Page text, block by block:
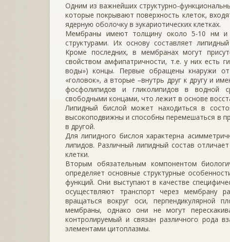
Одним из важнейших структурно-
которые покрывают поверхность клеток,
ядерную оболочку в эукариотических клетках.
Мембраны имеют толщину около 5-10 нм и
структурами. Их основу составляет
Кроме последних, в мембранах могут
свойством амфипатричности, т.е. у них есть
воды») концы. Первые обращены кнаружи
«головок», а вторые –внутрь друг к другу и
фосфолипидов и гликолипидов в водной
свободными концами, что лежит в основе
Липидный бислой может находиться в
высокоподвижны и способны перемешаться в
в другой.
Для липидного бислоя характерна
липидов. Различный липидный состав
клетки.
Вторым обязательным компонентом
определяет основные структурные
функций. Они выступают в качестве
осуществляют транспорт через мембрану
вращаться вокруг оси, перпендикуляр­ной
мембраны, однако они не могут
контролируемый и связан различного рода
элементами цитоплазмы.